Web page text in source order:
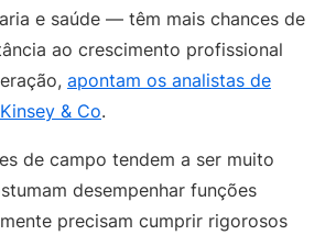
e saúde — têm mais chances de
ao crescimento profissional
apontam os analistas de
& Co.
de campo tendem a ser muito
desempenhar funções
precisam cumprir rigorosos